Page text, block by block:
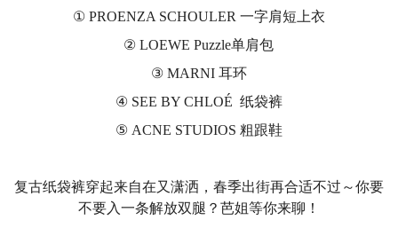
① PROENZA SCHOULER 一字肩短上衣
② LOEWE Puzzle单肩包
③ MARNI 耳环
④ SEE BY CHLOÉ 纸袋裤
⑤ ACNE STUDIOS 粗跟鞋
复古纸袋裤穿起来自在又潇洒，春季出街再合适不过～你要
不要入一条解放双腿？芭姐等你来聊！